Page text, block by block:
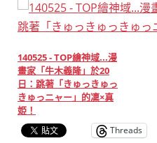
140525 - TOP繪神域...漫
畫家「牛木義隆」於20
日：跳著「きゅっきゅっ
きゅっニャー」的凜×真
姫！
Threads